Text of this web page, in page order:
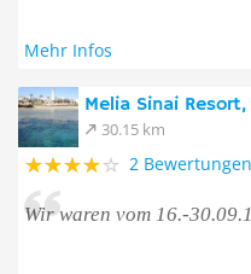
Mehr Infos
Melia Sinai
30.15 km
2 Bewertungen
Wir waren vom 16.-